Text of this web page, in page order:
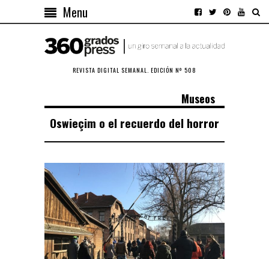
Menu
REVISTA DIGITAL SEMANAL. EDICIÓN Nº 508
Museos
Oswieçim o el recuerdo del horror